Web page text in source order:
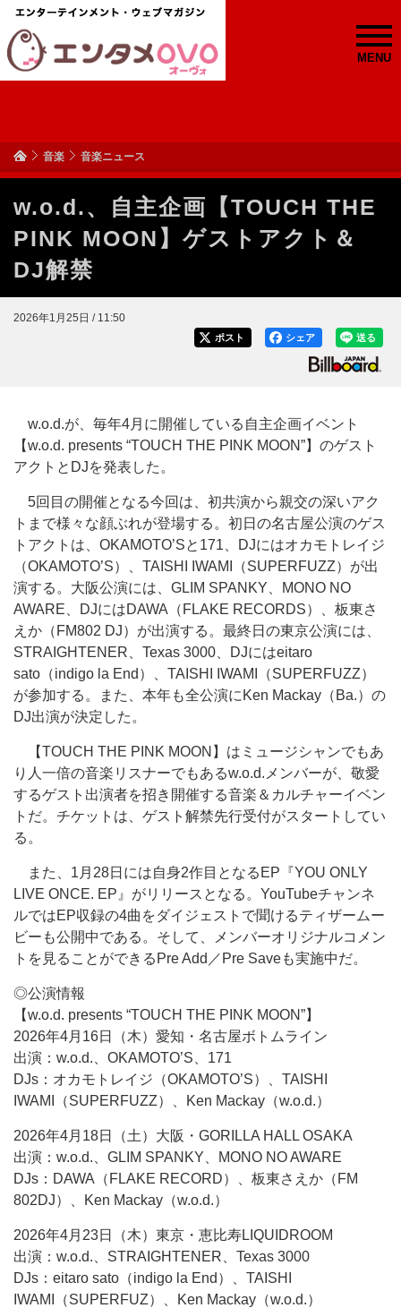
MENU
音楽 音楽ニュース
w.o.d.、自主企画【TOUCH THE
PINK MOON】ゲストアクト＆
DJ解禁
2026年1月25日 / 11:50
送る
シェア
ポスト
w.o.d.が、毎年4月に開催している自主企画イベント
【w.o.d. presents “TOUCH THE PINK MOON”】のゲスト
アクトとDJを発表した。
5回目の開催となる今回は、初共演から親交の深いアク
トまで様々な顔ぶれが登場する。初日の名古屋公演のゲス
トアクトは、OKAMOTO’Sと171、DJにはオカモトレイジ
（OKAMOTO’S）、TAISHI IWAMI（SUPERFUZZ）が出
演する。大阪公演には、GLIM SPANKY、MONO NO
AWARE、DJにはDAWA（FLAKE RECORDS）、板東さ
えか（FM802 DJ）が出演する。最終日の東京公演には、
STRAIGHTENER、Texas 3000、DJにはeitaro
sato（indigo la End）、TAISHI IWAMI（SUPERFUZZ）
が参加する。また、本年も全公演にKen Mackay（Ba.）の
DJ出演が決定した。
【TOUCH THE PINK MOON】はミュージシャンでもあ
り人一倍の音楽リスナーでもあるw.o.d.メンバーが、敬愛
するゲスト出演者を招き開催する音楽＆カルチャーイベン
トだ。チケットは、ゲスト解禁先行受付がスタートしてい
る。
また、1月28日には自身2作目となるEP『YOU ONLY
LIVE ONCE. EP』がリリースとなる。YouTubeチャンネ
ルではEP収録の4曲をダイジェストで聞けるティザームー
ビーも公開中である。そして、メンバーオリジナルコメン
トを見ることができるPre Add／Pre Saveも実施中だ。
◎公演情報
【w.o.d. presents “TOUCH THE PINK MOON”】
2026年4月16日（木）愛知・名古屋ボトムライン
出演：w.o.d.、OKAMOTO’S、171
DJs：オカモトレイジ（OKAMOTO’S）、TAISHI
IWAMI（SUPERFUZZ）、Ken Mackay（w.o.d.）
2026年4月18日（土）大阪・GORILLA HALL OSAKA
出演：w.o.d.、GLIM SPANKY、MONO NO AWARE
DJs：DAWA（FLAKE RECORD）、板東さえか（FM
802DJ）、Ken Mackay（w.o.d.）
2026年4月23日（木）東京・恵比寿LIQUIDROOM
出演：w.o.d.、STRAIGHTENER、Texas 3000
DJs：eitaro sato（indigo la End）、TAISHI
IWAMI（SUPERFUZ）、Ken Mackay（w.o.d.）